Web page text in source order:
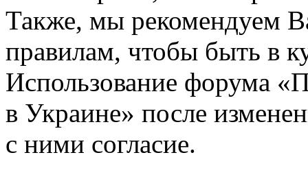
Также, мы рекомендуем
правилам, чтобы быть в
Использование форума
в Украине» после
с ними согласие.